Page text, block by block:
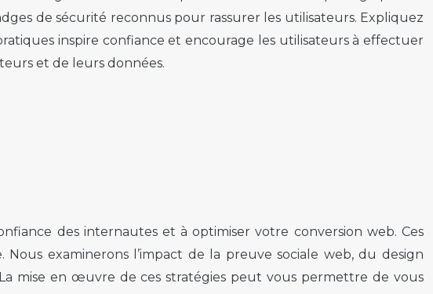
de sécurité reconnus pour rassurer les utilisateurs. Expliquez
inspire confiance et encourage les utilisateurs à effectuer
et de leurs données.
des internautes et à optimiser votre conversion web. Ces
examinerons l’impact de la preuve sociale web, du design
mise en œuvre de ces stratégies peut vous permettre de vous